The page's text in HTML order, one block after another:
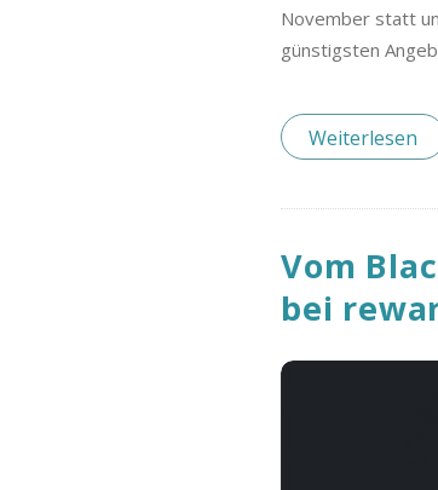
November statt
günstigsten
Weiterlesen
Vom
bei